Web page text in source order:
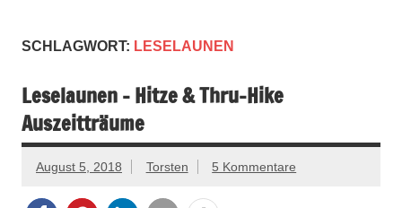
Bücherecke
SCHLAGWORT: LESELAUNEN
Leselaunen – Hitze & Thru-Hike
Auszeitträume
August 5, 2018 Torsten 5 Kommentare